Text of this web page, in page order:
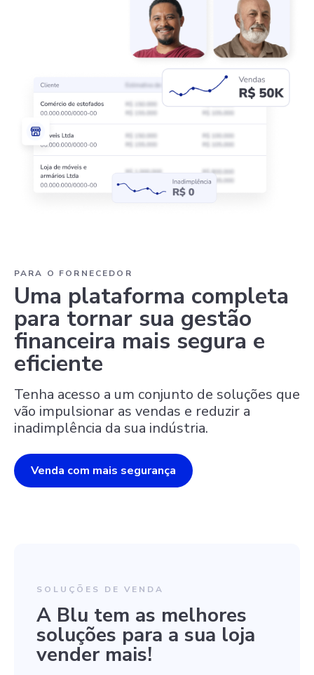
PARA O FORNECEDOR
Uma plataforma completa
para tornar sua gestão
financeira mais segura e
eficiente
Tenha acesso a um conjunto de soluções que
vão impulsionar as vendas e reduzir a
inadimplência da sua indústria.
Venda com mais segurança
SOLUÇÕES DE VENDA
A Blu tem as melhores
soluções para a sua loja
vender mais!